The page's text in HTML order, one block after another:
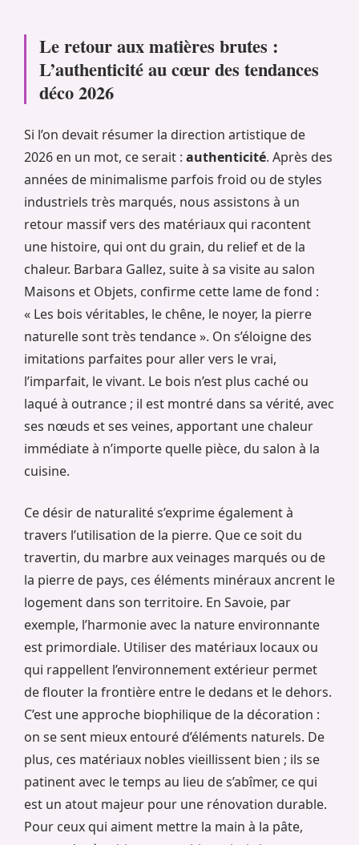
Le retour aux matières brutes :
L’authenticité au cœur des tendances
déco 2026
Si l’on devait résumer la direction artistique de
2026 en un mot, ce serait : authenticité. Après des
années de minimalisme parfois froid ou de styles
industriels très marqués, nous assistons à un
retour massif vers des matériaux qui racontent
une histoire, qui ont du grain, du relief et de la
chaleur. Barbara Gallez, suite à sa visite au salon
Maisons et Objets, confirme cette lame de fond :
« Les bois véritables, le chêne, le noyer, la pierre
naturelle sont très tendance ». On s’éloigne des
imitations parfaites pour aller vers le vrai,
l’imparfait, le vivant. Le bois n’est plus caché ou
laqué à outrance ; il est montré dans sa vérité, avec
ses nœuds et ses veines, apportant une chaleur
immédiate à n’importe quelle pièce, du salon à la
cuisine.
Ce désir de naturalité s’exprime également à
travers l’utilisation de la pierre. Que ce soit du
travertin, du marbre aux veinages marqués ou de
la pierre de pays, ces éléments minéraux ancrent le
logement dans son territoire. En Savoie, par
exemple, l’harmonie avec la nature environnante
est primordiale. Utiliser des matériaux locaux ou
qui rappellent l’environnement extérieur permet
de flouter la frontière entre le dedans et le dehors.
C’est une approche biophilique de la décoration :
on se sent mieux entouré d’éléments naturels. De
plus, ces matériaux nobles vieillissent bien ; ils se
patinent avec le temps au lieu de s’abîmer, ce qui
est un atout majeur pour une rénovation durable.
Pour ceux qui aiment mettre la main à la pâte,